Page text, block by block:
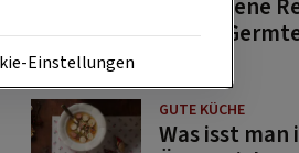
10 goldene
guten
GUTE KÜCHE
Was isst man
Einstellungen